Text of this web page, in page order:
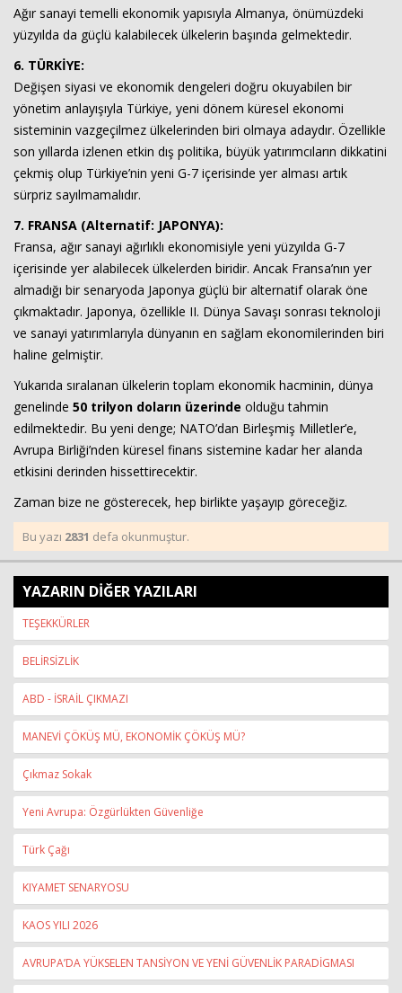
Ağır sanayi temelli ekonomik yapısıyla Almanya, önümüzdeki
yüzyılda da güçlü kalabilecek ülkelerin başında gelmektedir.
6. TÜRKİYE:
Değişen siyasi ve ekonomik dengeleri doğru okuyabilen bir
yönetim anlayışıyla Türkiye, yeni dönem küresel ekonomi
sisteminin vazgeçilmez ülkelerinden biri olmaya adaydır. Özellikle
son yıllarda izlenen etkin dış politika, büyük yatırımcıların dikkatini
çekmiş olup Türkiye’nin yeni G-7 içerisinde yer alması artık
sürpriz sayılmamalıdır.
7. FRANSA (Alternatif: JAPONYA):
Fransa, ağır sanayi ağırlıklı ekonomisiyle yeni yüzyılda G-7
içerisinde yer alabilecek ülkelerden biridir. Ancak Fransa’nın yer
almadığı bir senaryoda Japonya güçlü bir alternatif olarak öne
çıkmaktadır. Japonya, özellikle II. Dünya Savaşı sonrası teknoloji
ve sanayi yatırımlarıyla dünyanın en sağlam ekonomilerinden biri
haline gelmiştir.
Yukarıda sıralanan ülkelerin toplam ekonomik hacminin, dünya
genelinde 50 trilyon doların üzerinde olduğu tahmin
edilmektedir. Bu yeni denge; NATO’dan Birleşmiş Milletler’e,
Avrupa Birliği’nden küresel finans sistemine kadar her alanda
etkisini derinden hissettirecektir.
Zaman bize ne gösterecek, hep birlikte yaşayıp göreceğiz.
Bu yazı 2831 defa okunmuştur.
YAZARIN DİĞER YAZILARI
TEŞEKKÜRLER
BELİRSİZLİK
ABD - İSRAİL ÇIKMAZI
MANEVİ ÇÖKÜŞ MÜ, EKONOMİK ÇÖKÜŞ MÜ?
Çıkmaz Sokak
Yeni Avrupa: Özgürlükten Güvenliğe
Türk Çağı
KIYAMET SENARYOSU
KAOS YILI 2026
AVRUPA’DA YÜKSELEN TANSİYON VE YENİ GÜVENLİK PARADİGMASI